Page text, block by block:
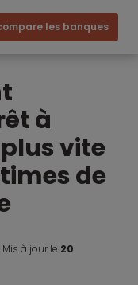
les banques
à
vite
de
Mis à jour le 20